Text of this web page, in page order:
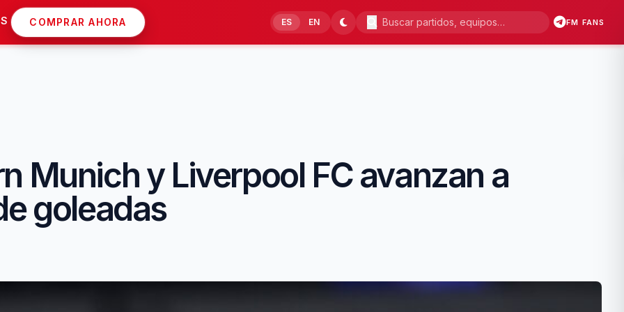
COMPRAR AHORA ES EN FM FANS
Munich y Liverpool FC avanzan a
goleadas